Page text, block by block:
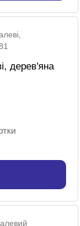
дерев'яна